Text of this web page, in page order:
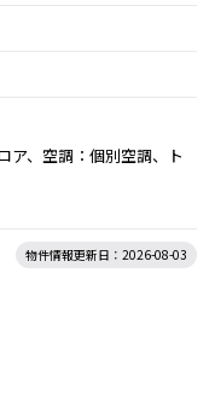
ア、空調：個別空調、ト
物件情報更新日：2026-08-03